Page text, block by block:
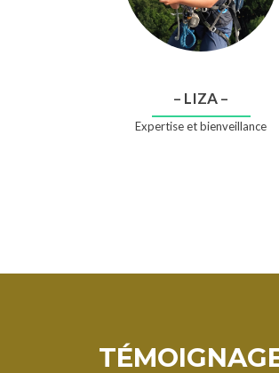
– LIZA –
Expertise et bienveillance